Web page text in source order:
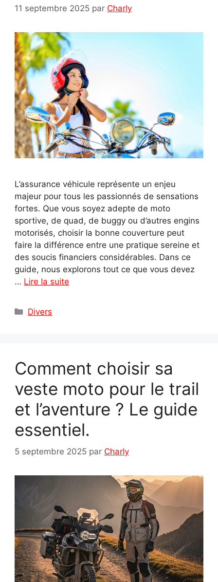
11 septembre 2025 par Charly
L’assurance véhicule représente un enjeu
majeur pour tous les passionnés de sensations
fortes. Que vous soyez adepte de moto
sportive, de quad, de buggy ou d’autres engins
motorisés, choisir la bonne couverture peut
faire la différence entre une pratique sereine et
des soucis financiers considérables. Dans ce
guide, nous explorons tout ce que vous devez
… Lire la suite
Catégories
Divers
Comment choisir sa
veste moto pour le trail
et l’aventure ? Le guide
essentiel.
5 septembre 2025 par Charly